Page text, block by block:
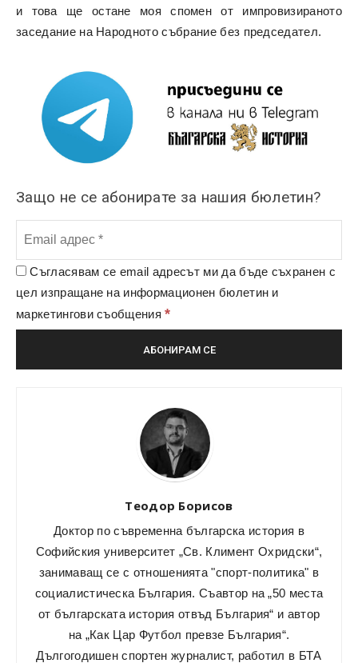
и това ще остане моя спомен от импровизираното
заседание на Народното събрание без председател.
Защо не се абонирате за нашия бюлетин?
Съгласявам се email адресът ми да бъде съхранен с
цел изпращане на информационен бюлетин и
маркетингови съобщения*
Теодор Борисов
Доктор по съвременна българска история в
Софийския университет „Св. Климент Охридски“,
занимаващ се с отношенията "спорт-политика" в
социалистическа България. Съавтор на „50 места
от българската история отвъд България“ и автор
на „Как Цар Футбол превзе България“.
Дългогодишен спортен журналист, работил в БТА